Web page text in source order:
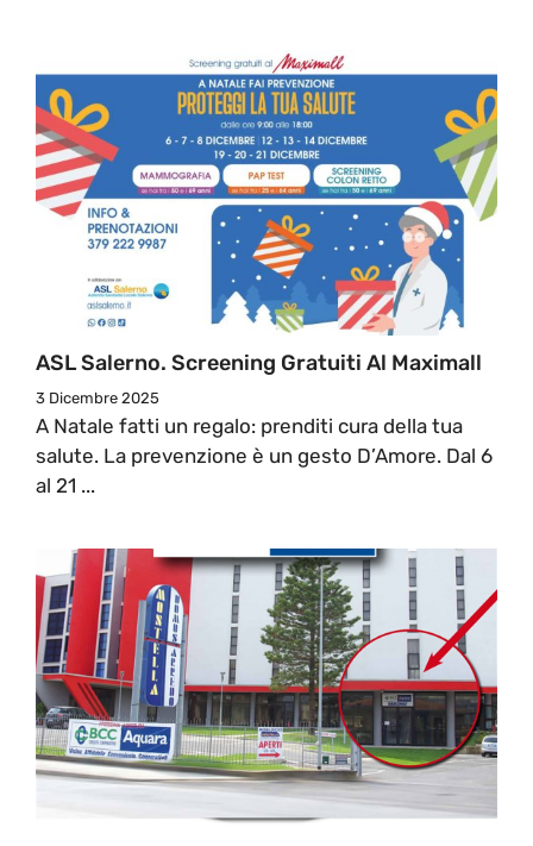
ASL Salerno. Screening Gratuiti Al Maximall
3 Dicembre 2025
A Natale fatti un regalo: prenditi cura della tua
salute. La prevenzione è un gesto D’Amore. Dal 6
al 21 ...